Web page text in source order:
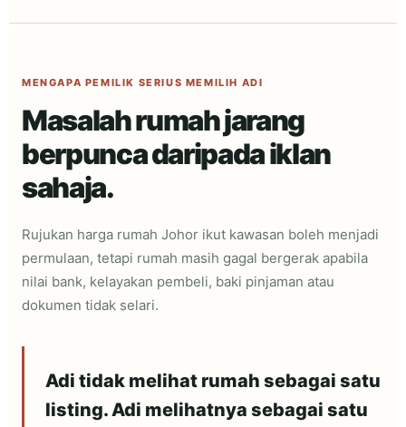
MENGAPA PEMILIK SERIUS MEMILIH ADI
Masalah rumah jarang
berpunca daripada iklan
sahaja.
Rujukan harga rumah Johor ikut kawasan boleh menjadi
permulaan, tetapi rumah masih gagal bergerak apabila
nilai bank, kelayakan pembeli, baki pinjaman atau
dokumen tidak selari.
Adi tidak melihat rumah sebagai satu
listing. Adi melihatnya sebagai satu